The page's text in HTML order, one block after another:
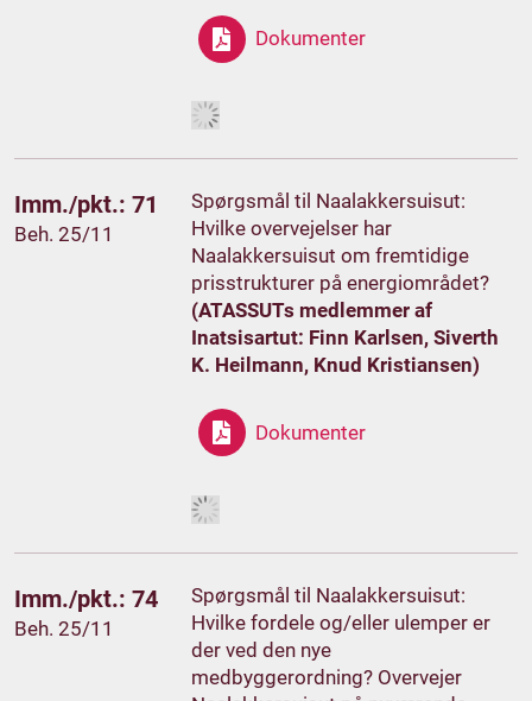
Dokumenter
Imm./pkt.: 71
Beh. 25/11
Spørgsmål til Naalakkersuisut:
Hvilke overvejelser har
Naalakkersuisut om fremtidige
prisstrukturer på energiområdet?
(ATASSUTs medlemmer af
Inatsisartut: Finn Karlsen, Siverth
K. Heilmann, Knud Kristiansen)
Dokumenter
Imm./pkt.: 74
Beh. 25/11
Spørgsmål til Naalakkersuisut:
Hvilke fordele og/eller ulemper er
der ved den nye
medbyggerordning? Overvejer